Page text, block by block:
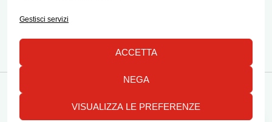
Gestisci servizi
ACCETTA
NEGA
VISUALIZZA LE PREFERENZE